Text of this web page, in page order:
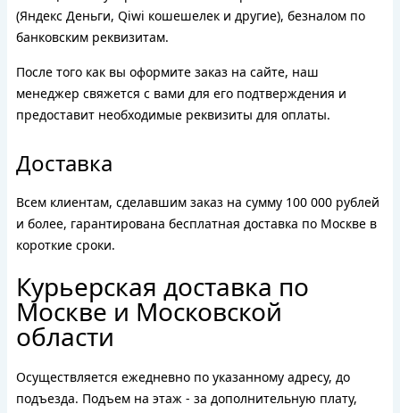
(Яндекс Деньги, Qiwi кошешелек и другие), безналом по
банковским реквизитам.
После того как вы оформите заказ на сайте, наш
менеджер свяжется с вами для его подтверждения и
предоставит необходимые реквизиты для оплаты.
Доставка
Всем клиентам, сделавшим заказ на сумму 100 000 рублей
и более, гарантирована бесплатная доставка по Москве в
короткие сроки.
Курьерская доставка по
Москве и Московской
области
Осуществляется ежедневно по указанному адресу, до
подъезда. Подъем на этаж - за дополнительную плату,